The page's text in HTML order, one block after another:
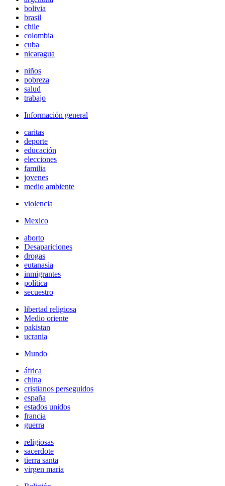
bolivia
brasil
chile
colombia
cuba
nicaragua
niños
pobreza
salud
trabajo
Información general
caritas
deporte
educación
elecciones
familia
jovenes
medio ambiente
violencia
Mexico
aborto
Desapariciones
drogas
eutanasia
inmigrantes
política
secuestro
libertad religiosa
Medio oriente
pakistan
ucrania
Mundo
áfrica
china
cristianos perseguidos
españa
estados unidos
francia
guerra
religiosas
sacerdote
tierra santa
virgen maria